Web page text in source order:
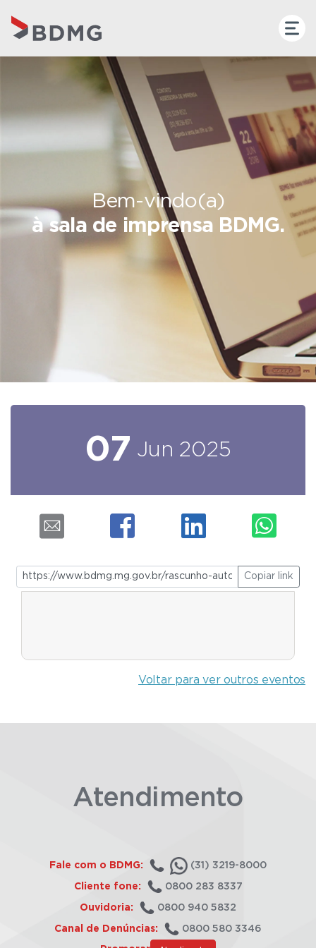
Bem-vindo(a)
à sala de imprensa BDMG.
07 Jun 2025
Copiar link
Voltar para ver outros eventos
Atendimento
Fale com o BDMG: (31) 3219-8000
Cliente fone: 0800 283 8337
Ouvidoria: 0800 940 5832
Canal de Denúncias: 0800 580 3346